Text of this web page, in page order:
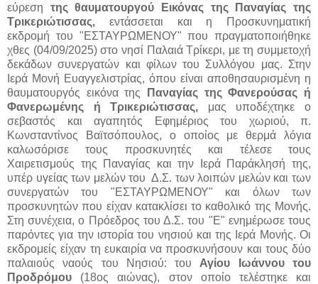
εύρεση της θαυματουργού Εικόνας της Παναγίας της
Τρικεριώτισσας, εντάσσεται και η Προσκυνηματική
εκδρομή του "ΕΣΤΑΥΡΩΜΕΝΟΥ" που πραγματοποιήθηκε
χθες (04/09/2025) στο νησί Παλαιά Τρίκερι, με τη συμμετοχή
δεκάδων συνεργατών και φίλων του Συλλόγου μας. Στην
Ιερά Μονή Ευαγγελιστρίας, όπου είναι αποθησαυρισμένη η
θαυματουργός εικόνα της
Παναγίας της Φανερούσας ή
Φανερωμένης ή Τρικεριώτισσας, μας υποδέχτηκε ο
σεβαστός και αγαπητός Εφημέριος του χωριού, π.
Κωνσταντίνος Βαϊτσόπουλος, ο οποίος με θερμά λόγια
καλωσόρισε τους προσκυνητές και τέλεσε τους
Χαιρετισμούς της Παναγίας και την Ιερά Παράκλησή της,
υπέρ υγείας των μελών του Δ.Σ. των λοιπών μελών και των
συνεργατών του "ΕΣΤΑΥΡΩΜΕΝΟΥ" και όλων των
προσκυνητών που είχαν κατακλίσει το καθολικό της Μονής.
Στη συνέχεια, ο Πρόεδρος του Δ.Σ. του "Ε" ενημέρωσε τους
παρόντες για την ιστορία του νησιού και της Ιερά Μονής. Οι
εκδρομείς είχαν τη ευκαιρία να προσκυνήσουν και τους δύο
παλαιούς ναούς του Νησιού: του Αγίου Ιωάννου του
Προδρόμου (18ος αιώνας), στον οποίο τελέστηκε και